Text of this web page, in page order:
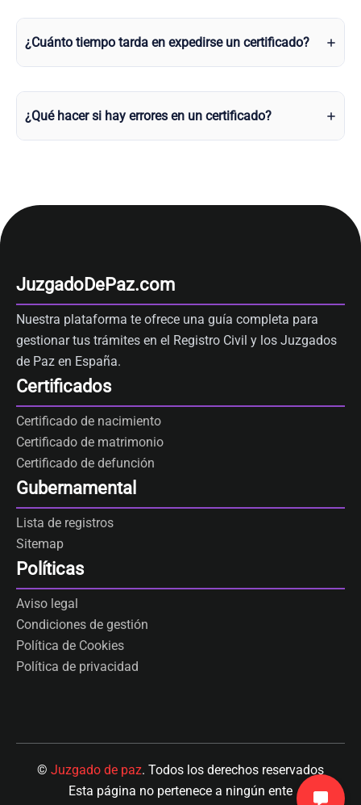
¿Cuánto tiempo tarda en expedirse un certificado?
¿Qué hacer si hay errores en un certificado?
JuzgadoDePaz.com
Nuestra plataforma te ofrece una guía completa para
gestionar tus trámites en el Registro Civil y los Juzgados
de Paz en España.
Certificados
Certificado de nacimiento
Certificado de matrimonio
Certificado de defunción
Gubernamental
Lista de registros
Sitemap
Políticas
Aviso legal
Condiciones de gestión
Política de Cookies
Política de privacidad
© Juzgado de paz. Todos los derechos reservados
Esta página no pertenece a ningún ente